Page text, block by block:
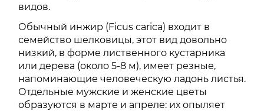
видов.
Обычный инжир (Ficus carica) входит в
семейство шелковицы, этот вид довольно
низкий, в форме лиственного кустарника
или дерева (около 5-8 м), имеет резные,
напоминающие человеческую ладонь листья.
Отдельные мужские и женские цветы
образуются в марте и апреле: их опыляет